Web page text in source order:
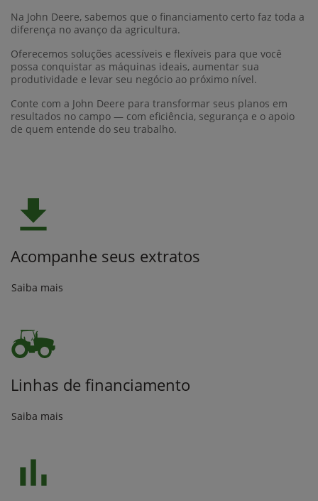
Na John Deere, sabemos que o financiamento certo faz toda a
diferença no avanço da agricultura.
Oferecemos soluções acessíveis e flexíveis para que você
possa conquistar as máquinas ideais, aumentar sua
produtividade e levar seu negócio ao próximo nível.
Conte com a John Deere para transformar seus planos em
resultados no campo — com eficiência, segurança e o apoio
de quem entende do seu trabalho.
Acompanhe seus extratos
Saiba mais
Linhas de financiamento
Saiba mais